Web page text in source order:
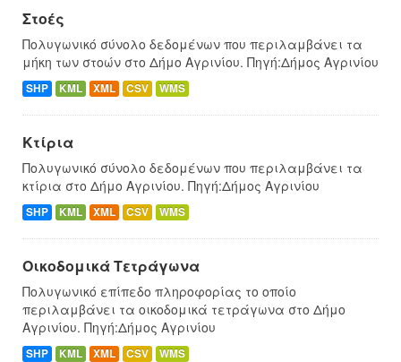
Στοές
Πολυγωνικό σύνολο δεδομένων που περιλαμβάνει τα
μήκη των στοών στο Δήμο Αγρινίου. Πηγή:Δήμος Αγρινίου
SHP KML XML CSV WMS
Κτίρια
Πολυγωνικό σύνολο δεδομένων που περιλαμβάνει τα
κτίρια στο Δήμο Αγρινίου. Πηγή:Δήμος Αγρινίου
SHP KML XML CSV WMS
Οικοδομικά Τετράγωνα
Πολυγωνικό επίπεδο πληροφορίας το οποίο
περιλαμβάνει τα οικοδομικά τετράγωνα στο Δήμο
Αγρινίου. Πηγή:Δήμος Αγρινίου
SHP KML XML CSV WMS